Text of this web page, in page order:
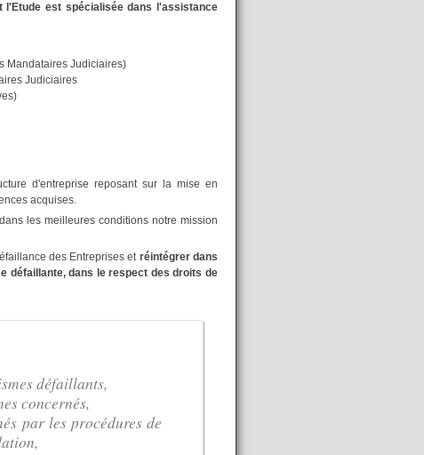
l'Etude est spécialisée dans l'assistance
Mandataires Judiciaires)
Judiciaires
d'entreprise reposant sur la mise en
acquises.
les meilleures conditions notre mission
des Entreprises et réintégrer dans
défaillante, dans le respect des droits de
défaillants,
concernés,
par les procédures de